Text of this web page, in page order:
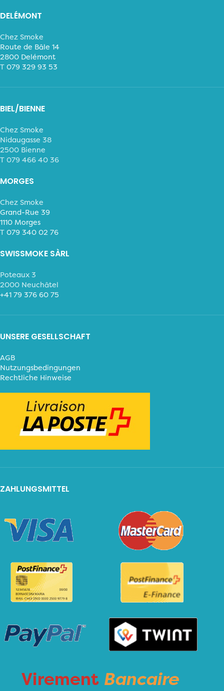
DELÉMONT
Chez Smoke
Route de Bâle 14
2800 Delémont
T 079 329 93 53
BIEL/BIENNE
Chez Smoke
Nidaugasse 38
2500 Bienne
T 079 466 40 36
MORGES
Chez Smoke
Grand-Rue 39
1110 Morges
T 079 340 02 76
SWISSMOKE SÀRL
Poteaux 3
2000 Neuchâtel
+41 79 376 60 75
UNSERE GESELLSCHAFT
AGB
Nutzungsbedingungen
Rechtliche Hinweise
ZAHLUNGSMITTEL